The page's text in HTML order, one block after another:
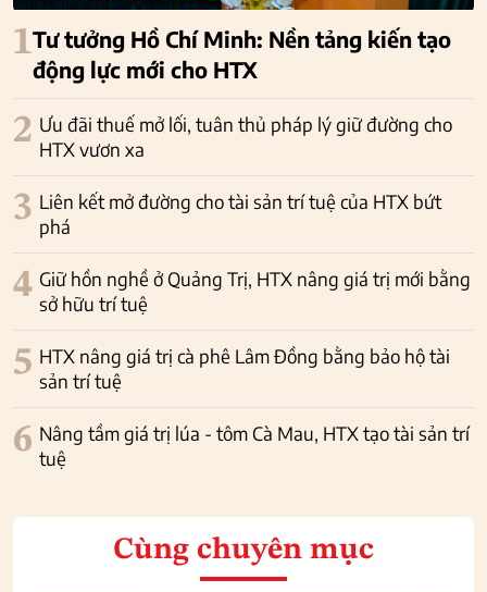
1Tư tưởng Hồ Chí Minh: Nền tảng kiến tạo
động lực mới cho HTX
2 Ưu đãi thuế mở lối, tuân thủ pháp lý giữ đường cho
HTX vươn xa
3 Liên kết mở đường cho tài sản trí tuệ của HTX bứt
phá
4 Giữ hồn nghề ở Quảng Trị, HTX nâng giá trị mới bằng
sở hữu trí tuệ
5 HTX nâng giá trị cà phê Lâm Đồng bằng bảo hộ tài
sản trí tuệ
6 Nâng tầm giá trị lúa - tôm Cà Mau, HTX tạo tài sản trí
tuệ
Cùng chuyên mục